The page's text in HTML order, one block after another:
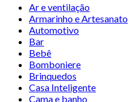
Ar e ventilação
Armarinho e Artesanato
Automotivo
Bar
Bebê
Bomboniere
Brinquedos
Casa Inteligente
Cama e banho